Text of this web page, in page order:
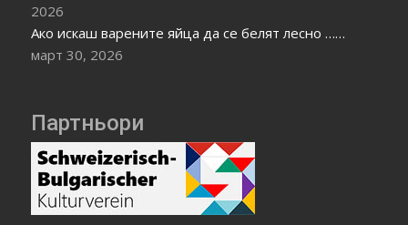
2026
Ако искаш варените яйца да се белят лесно ……
март 30, 2026
Партньори